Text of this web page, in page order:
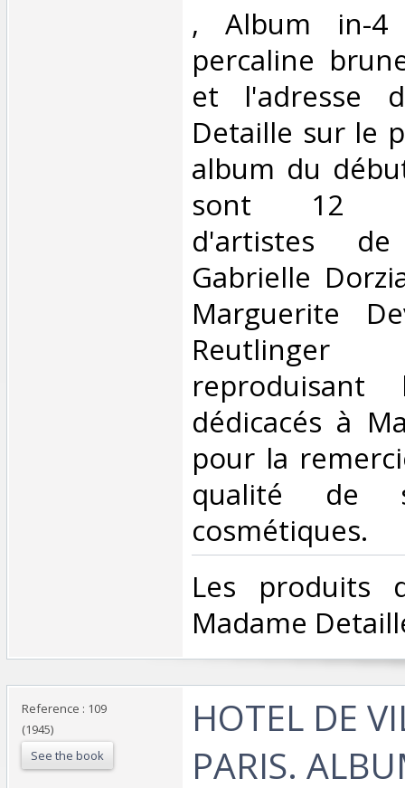
‎, Album in-4
percaline
et l'adresse
Detaille sur le
album du
sont 12
d'artistes
Gabrielle
Marguerite
reproduisant
dédicacés à
pour la
qualité de
cosmétiques.‎
‎Les produits
Madame
Reference : 109
(1945)
See the book
‎HOTEL DE
PARIS.